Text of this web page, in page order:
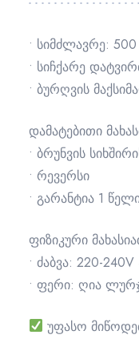
• სიმძლავრე:
• სიჩქარე
• ბურღვის
დამატებითი
• ბრუნვის
• რევერსი
• გარანტია 1
ფიზიკური
• ძაბვა: 220-
• ფერი: ღია
უფასო